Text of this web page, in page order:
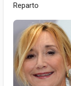
Reparto